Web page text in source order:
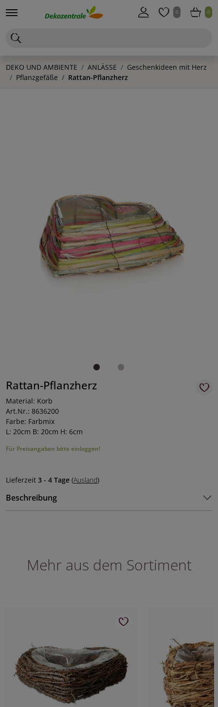
0 0
DEKO UND AMBIENTE ANLÄSSE
Geschenkideen mit Herz
Pflanzgefäße
Rattan-Pflanzherz
Rattan-Pflanzherz
Material: Korb
Art.Nr.: 8636200
Farbe: Farbmix
L: 20cm B: 20cm H: 6cm
Für Preisangaben bitte einloggen!
Lieferzeit 3 - 4 Tage (Ausland)
Beschreibung
Mehr aus dem Sortiment